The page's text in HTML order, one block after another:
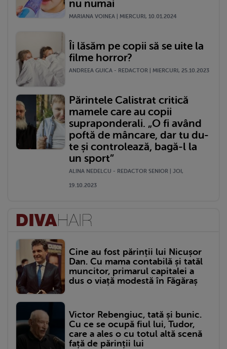
nu numai
MARIANA VOINEA | MIERCURI, 10.01.2024
Îi lăsăm pe copii să se uite la
filme horror?
ANDREEA GUICA - REDACTOR | MIERCURI, 25.10.2023
Părintele Calistrat critică
mamele care au copii
supraponderali. „O fi având
poftă de mâncare, dar tu du-
te și controlează, bagă-l la
un sport”
ALINA NEDELCU - REDACTOR SENIOR | JOI,
19.10.2023
Cine au fost părinții lui Nicușor
Dan. Cu mama contabilă și tatăl
muncitor, primarul capitalei a
dus o viață modestă în Făgăraș
Victor Rebengiuc, tată și bunic.
Cu ce se ocupă fiul lui, Tudor,
care a ales o cu totul altă scenă
față de părinții lui